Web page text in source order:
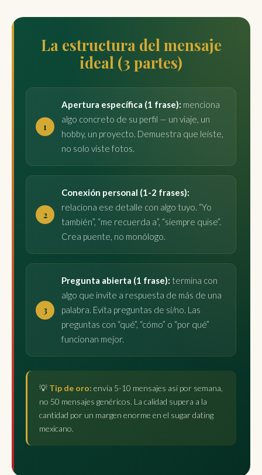
La estructura del mensaje
ideal (3 partes)
Apertura específica (1 frase): menciona
algo concreto de su perfil — un viaje, un
hobby, un proyecto. Demuestra que leíste,
no solo viste fotos.
Conexión personal (1-2 frases):
relaciona ese detalle con algo tuyo. “Yo
también”, “me recuerda a”, “siempre quise”.
Crea puente, no monólogo.
Pregunta abierta (1 frase): termina con
algo que invite a respuesta de más de una
palabra. Evita preguntas de sí/no. Las
preguntas con “qué”, “cómo” o “por qué”
funcionan mejor.
💡 Tip de oro: envía 5-10 mensajes así por semana,
no 50 mensajes genéricos. La calidad supera a la
cantidad por un margen enorme en el sugar dating
mexicano.